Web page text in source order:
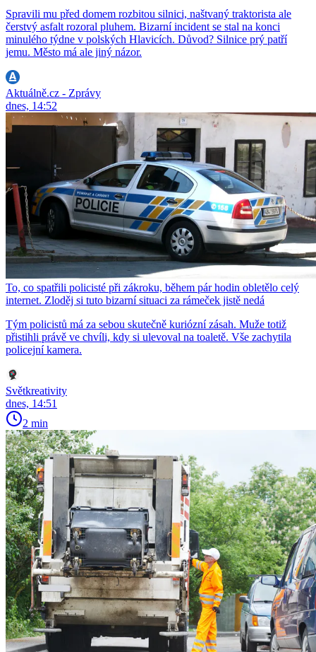
Spravili mu před domem rozbitou silnici, naštvaný traktorista ale
čerstvý asfalt rozoral pluhem. Bizarní incident se stal na konci
minulého týdne v polských Hlavicích. Důvod? Silnice prý patří
jemu. Město má ale jiný názor.
Aktuálně.cz - Zprávy
dnes, 14:52
To, co spatřili policisté při zákroku, během pár hodin obletělo celý
internet. Zloděj si tuto bizarní situaci za rámeček jistě nedá
Tým policistů má za sebou skutečně kuriózní zásah. Muže totiž
přistihli právě ve chvíli, kdy si ulevoval na toaletě. Vše zachytila
policejní kamera.
Světkreativity
dnes, 14:51
2 min